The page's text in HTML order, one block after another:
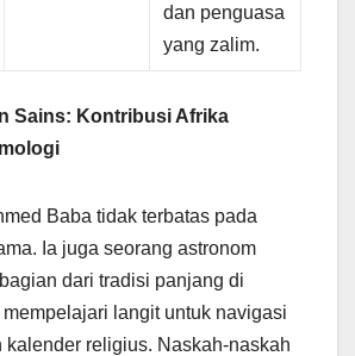
dan penguasa
yang zalim.
Sains: Kontribusi Afrika
Baba tidak terbatas pada
Ia juga seorang astronom
dari tradisi panjang di
langit untuk navigasi
kalender religius. Naskah-naskah